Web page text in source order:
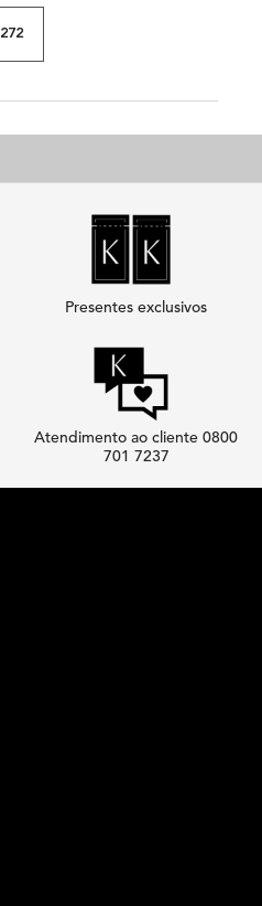
272
Presentes exclusivos
Atendimento ao cliente 0800
701 7237